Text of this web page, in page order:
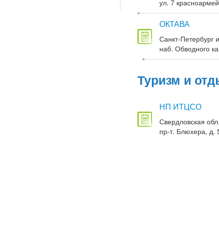
ул. 7
ОКТАВА
Санкт-Петербург
наб. Обводного
Туризм и
НП ИТЦСО
Свердловская
пр-т. Блюхера, д.